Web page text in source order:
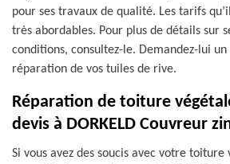
pour ses travaux de qualité. Les tarifs
très abordables. Pour plus de détails sur
conditions, consultez-le. Demandez-lui
réparation de vos tuiles de rive.
Réparation de toiture
devis à DORKELD Couvreur
Si vous avez des soucis avec votre